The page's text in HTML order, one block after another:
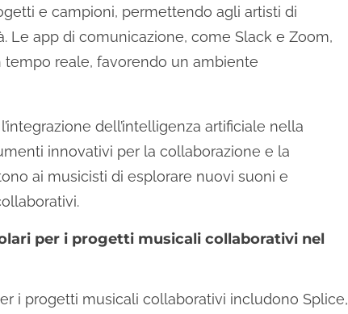
e campioni, permettendo agli artisti di
Le app di comunicazione, come Slack e Zoom,
reale, favorendo un ambiente
dell’intelligenza artificiale nella
innovativi per la collaborazione e la
ai musicisti di esplorare nuovi suoni e
per i progetti musicali collaborativi nel
i progetti musicali collaborativi includono Splice,